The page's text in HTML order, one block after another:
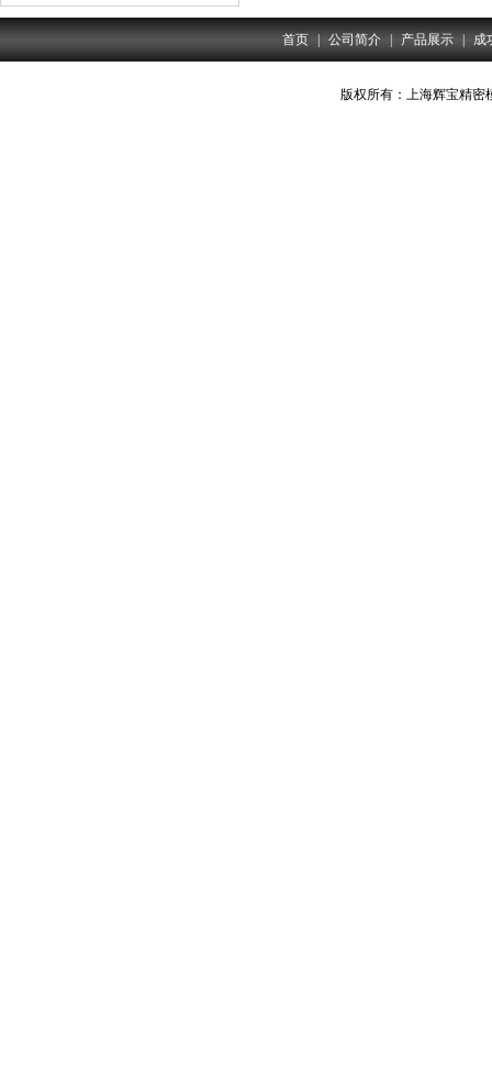
首页 公司简介 产品展示 成
版权所有：上海辉宝精密